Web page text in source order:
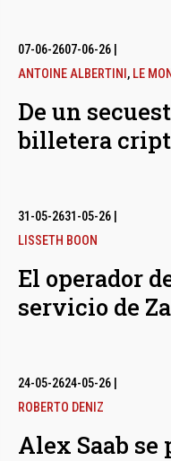
07-06-2607-06-26
ANTOINE ALBERTINI , LE
De un
billetera
31-05-2631-05-26
LISSETH BOON
El operador
servicio de
24-05-2624-05-26
ROBERTO DENIZ
Alex Saab se